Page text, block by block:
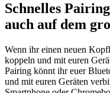
Schnelles
auch auf dem
Wenn ihr einen neuen
koppeln und mit euren
Pairing könnt ihr euer
und mit euren Geräten